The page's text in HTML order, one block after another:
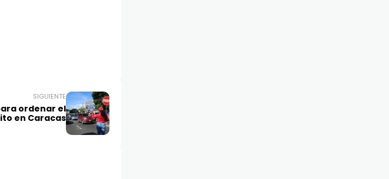
SIGUIENTE
ordenar el
en Caracas